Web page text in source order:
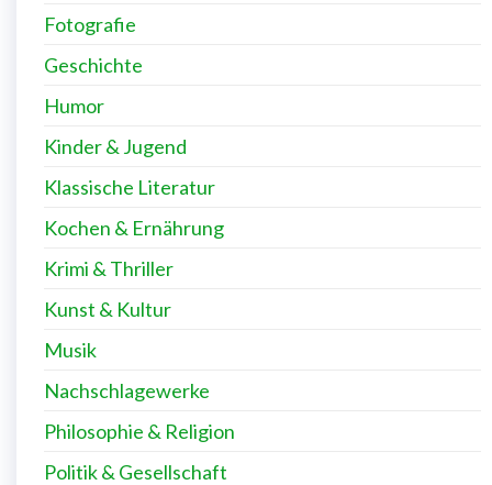
Fotografie
Geschichte
Humor
Kinder & Jugend
Klassische Literatur
Kochen & Ernährung
Krimi & Thriller
Kunst & Kultur
Musik
Nachschlagewerke
Philosophie & Religion
Politik & Gesellschaft